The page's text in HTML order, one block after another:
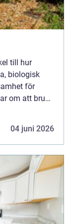
till hur
biologisk
för
om att bruka
04 juni 2026